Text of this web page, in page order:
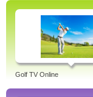
Golf TV Online